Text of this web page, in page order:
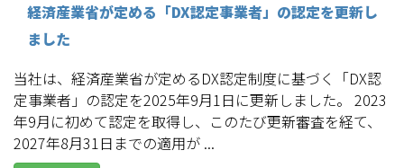
経済産業省が定める「DX認定事業者」の認定を更新し
ました
当社は、経済産業省が定めるDX認定制度に基づく「DX認
定事業者」の認定を2025年9月1日に更新しました。 2023
年9月に初めて認定を取得し、このたび更新審査を経て、
2027年8月31日までの適用が ...